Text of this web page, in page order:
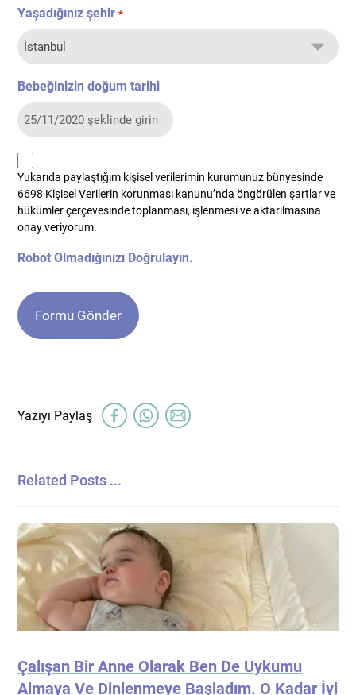
Yaşadığınız şehir *
Bebeğinizin doğum tarihi
kvkk
*
Yukarıda paylaştığım kişisel verilerimin kurumunuz bünyesinde
6698 Kişisel Verilerin korunması kanunu’nda öngörülen şartlar ve
hükümler çerçevesinde toplanması, işlenmesi ve aktarılmasına
onay veriyorum.
Robot Olmadığınızı Doğrulayın.
Related Posts ...
Çalışan Bir Anne Olarak Ben De Uykumu
Almaya Ve Dinlenmeye Başladım. O Kadar İyi